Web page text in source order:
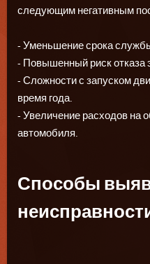
следующим негативным
- Уменьшение срока
- Повышенный риск отказа
- Сложности с запуском
время года.
- Увеличение расходов на
автомобиля.
Способы